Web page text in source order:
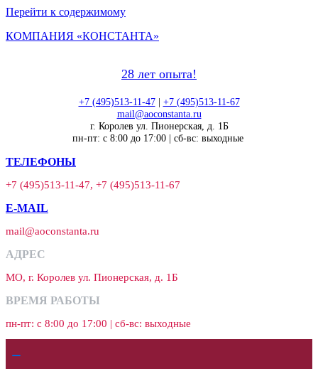
Перейти к содержимому
КОМПАНИЯ «КОНСТАНТА»
28 лет опыта!
+7 (495)513-11-47| +7 (495)513-11-67
mail@aoconstanta.ru
г. Королев ул. Пионерская, д. 1Б
пн-пт: с 8:00 до 17:00 | сб-вс: выходные
ТЕЛЕФОНЫ
+7 (495)513-11-47, +7 (495)513-11-67
E-MAIL
mail@aoconstanta.ru
АДРЕС
МО, г. Королев ул. Пионерская, д. 1Б
ВРЕМЯ РАБОТЫ
пн-пт: с 8:00 до 17:00 | сб-вс: выходные